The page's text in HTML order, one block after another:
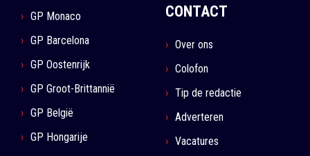
GP Monaco
GP Barcelona
GP Oostenrijk
GP Groot-Brittannië
GP België
GP Hongarije
CONTACT
Over ons
Colofon
Tip de redactie
Adverteren
Vacatures